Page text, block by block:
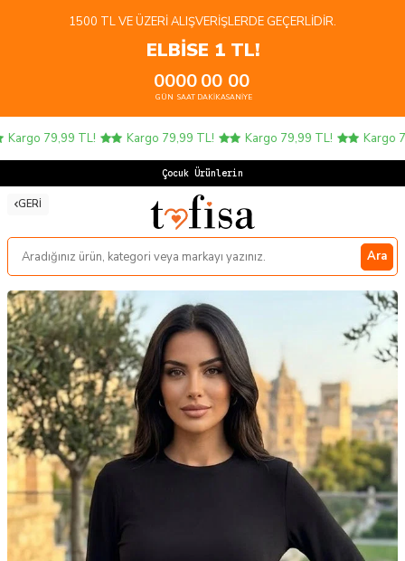
1500 TL VE ÜZERI ALIŞVERIŞLERDE GEÇERLIDIR.
ELBİSE 1 TL!
00
GÜN
00
SAAT
00
DAKIKA
00
SANIYE
79,99 TL! Kargo 79,99 TL! Kargo 79,99 TL! Kargo
Çocuk Ürünlerinde
GERI
Ara